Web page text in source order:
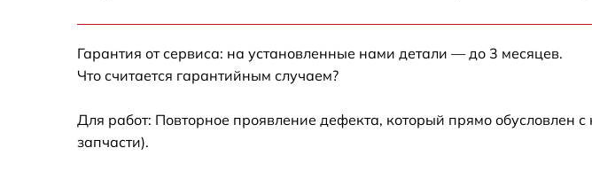
Замена сенсора Weissgauff IHV 640 B
Гарантия от сервиса: на установленные нами детали — до 3 месяцев.
Что считается гарантийным случаем?
Для работ: Повторное проявление дефекта, который прямо обусловлен
запчасти).